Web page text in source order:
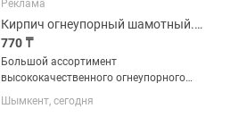
Реклама
Кирпич огнеупорный шамотный. Чугунное литьё
770 ₸
Большой ассортимент
высококачественного огнеупорного
кирпича! Применяется для выкладки
печей, каминов, тандыров, печных
Шымкент, сегодня